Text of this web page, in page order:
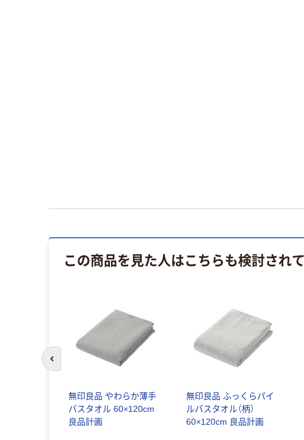
この商品を見た人はこちらも検討され
無印良品 やわらか薄手
バスタオル 60×120cm
良品計画
無印良品 ふっくらパイ
ルバスタオル（柄）
60×120cm 良品計画